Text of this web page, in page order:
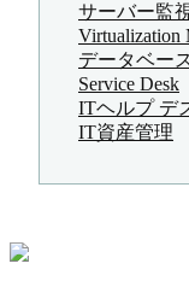
サーバー監
Virtualization
データベー
Service Desk
ITヘルプ デ
IT資産管理